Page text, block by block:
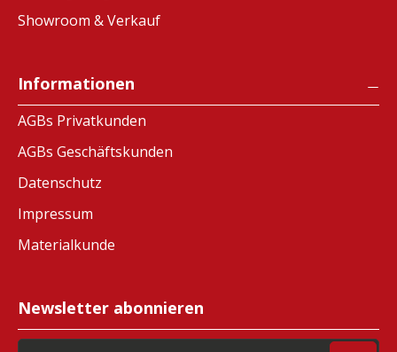
Showroom & Verkauf
Informationen
AGBs Privatkunden
AGBs Geschäftskunden
Datenschutz
Impressum
Materialkunde
Newsletter abonnieren